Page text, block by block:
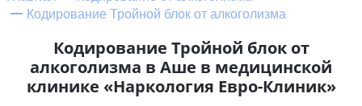
Кодирование Тройной блок от алкоголизма
Кодирование Тройной блок от
алкоголизма в Аше в медицинской
клинике «Наркология Евро-Клиник»